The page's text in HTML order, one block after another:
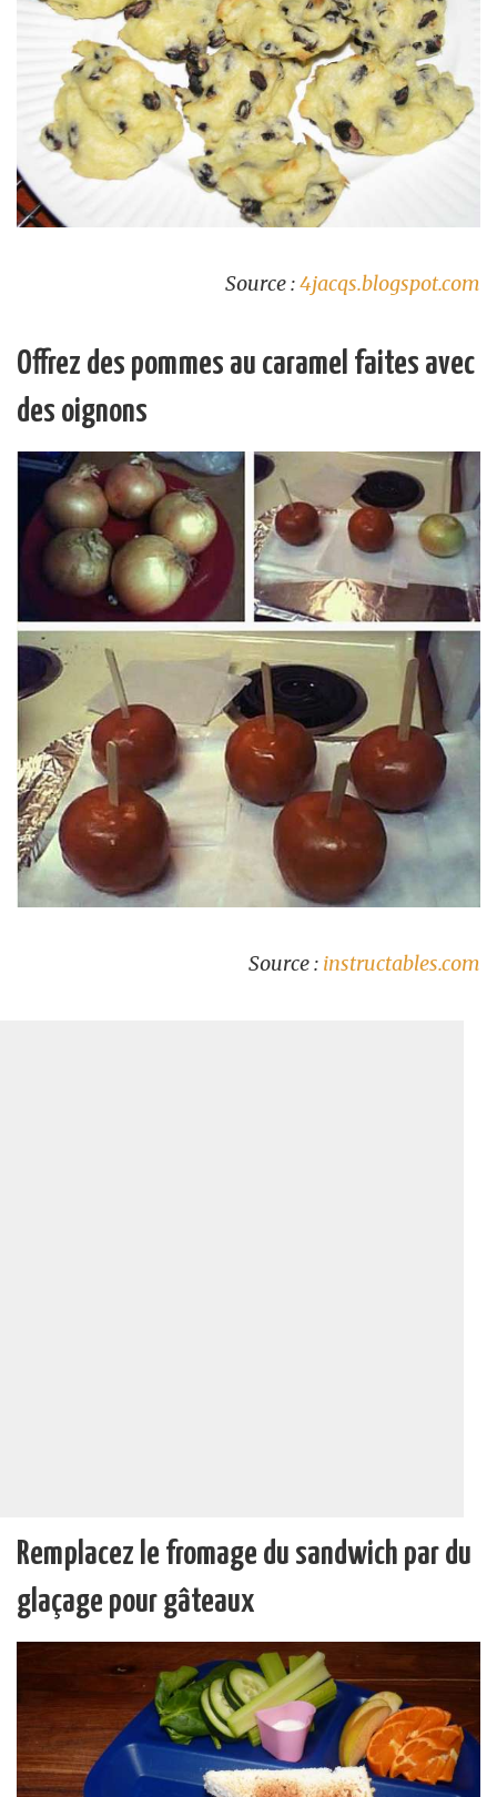
Source :4jacqs.blogspot.com
Offrez des pommes au caramel faites avec
des oignons
Source : instructables.com
Remplacez le fromage du sandwich par du
glaçage pour gâteaux